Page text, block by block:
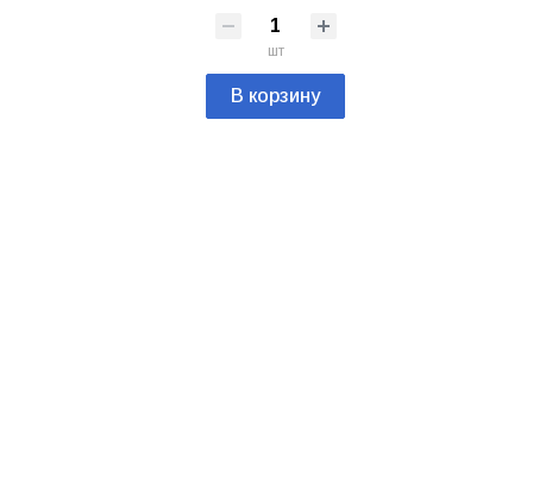
шт
В корзину